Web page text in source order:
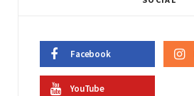
Facebook
YouTube